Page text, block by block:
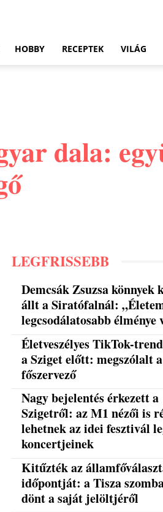
HOBBY RECEPTEK VILÁG
dala:
LEGFRISSEBB
Demcsák Zsuzsa könnyek
állt a Siratófalnál:
legcsodálatosabb élménye
Életveszélyes TikTok-
a Sziget előtt: megszólalt a
főszervező
Nagy bejelentés érkezett a
Szigetről: az M1 nézői is
lehetnek az idei fesztivál
koncertjeinek
Kitűzték az
időpontját: a Tisza
dönt a saját jelöltjéről